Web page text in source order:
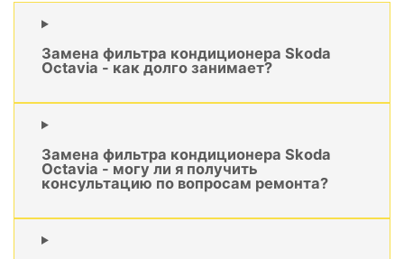
Замена фильтра кондиционера Skoda
Octavia - как долго занимает?
Замена фильтра кондиционера Skoda
Octavia - могу ли я получить
консультацию по вопросам ремонта?